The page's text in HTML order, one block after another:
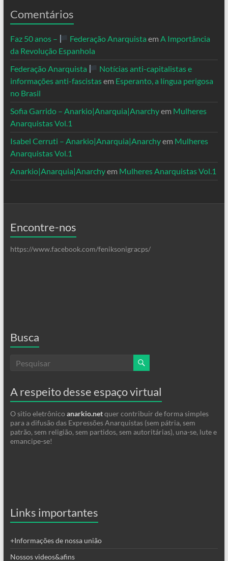
Comentários
Faz 50 anos – Federação Anarquista em A Importância
da Revolução Espanhola
Federação Anarquista
Notícias anti-capitalistas e
informações anti-fascistasem Esperanto, a língua perigosa
no Brasil
Sofia Garrido – Anarkio|Anarquia|Anarchyem Mulheres
Anarquistas Vol.1
Isabel Cerruti – Anarkio|Anarquia|Anarchyem Mulheres
Anarquistas Vol.1
Anarkio|Anarquia|Anarchyem Mulheres Anarquistas Vol.1
Encontre-nos
https://www.facebook.com/feniksonigracps/
Busca
A respeito desse espaço virtual
O sitio eletrônico anarkio.netquer contribuir de forma simples
para a difusão das Expressões Anarquistas (sem pátria, sem
patrão, sem religião, sem partidos, sem autoritárias), una-se, lute e
emancipe-se!
Links importantes
+Informações de nossa união
Nossos videos&afins